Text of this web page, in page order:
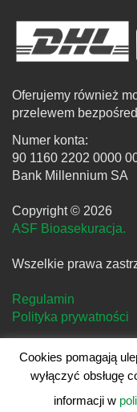
Oferujemy również
przelewem
Numer konta:
90 1160 2202 0000
Bank Millennium SA
Copyright © 2026
ASF Bioasekuracja.
Wszelkie prawa
Regulamin
Polityka prywatności
Projekt i realizacjaclivio.pl
Cookies pomagają
wyłączyć obsługę
informacji w